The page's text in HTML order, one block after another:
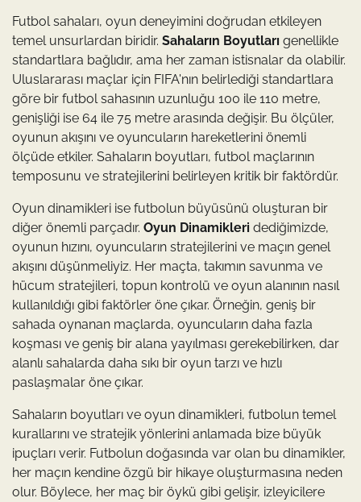
Futbol sahaları, oyun deneyimini doğrudan etkileyen
temel unsurlardan biridir. Sahaların Boyutları genellikle
standartlara bağlıdır, ama her zaman istisnalar da olabilir.
Uluslararası maçlar için FIFA'nın belirlediği standartlara
göre bir futbol sahasının uzunluğu 100 ile 110 metre,
genişliği ise 64 ile 75 metre arasında değişir. Bu ölçüler,
oyunun akışını ve oyuncuların hareketlerini önemli
ölçüde etkiler. Sahaların boyutları, futbol maçlarının
temposunu ve stratejilerini belirleyen kritik bir faktördür.
Oyun dinamikleri ise futbolun büyüsünü oluşturan bir
diğer önemli parçadır. Oyun Dinamikleri dediğimizde,
oyunun hızını, oyuncuların stratejilerini ve maçın genel
akışını düşünmeliyiz. Her maçta, takımın savunma ve
hücum stratejileri, topun kontrolü ve oyun alanının nasıl
kullanıldığı gibi faktörler öne çıkar. Örneğin, geniş bir
sahada oynanan maçlarda, oyuncuların daha fazla
koşması ve geniş bir alana yayılması gerekebilirken, dar
alanlı sahalarda daha sıkı bir oyun tarzı ve hızlı
paslaşmalar öne çıkar.
Sahaların boyutları ve oyun dinamikleri, futbolun temel
kurallarını ve stratejik yönlerini anlamada bize büyük
ipuçları verir. Futbolun doğasında var olan bu dinamikler,
her maçın kendine özgü bir hikaye oluşturmasına neden
olur. Böylece, her maç bir öykü gibi gelişir, izleyicilere